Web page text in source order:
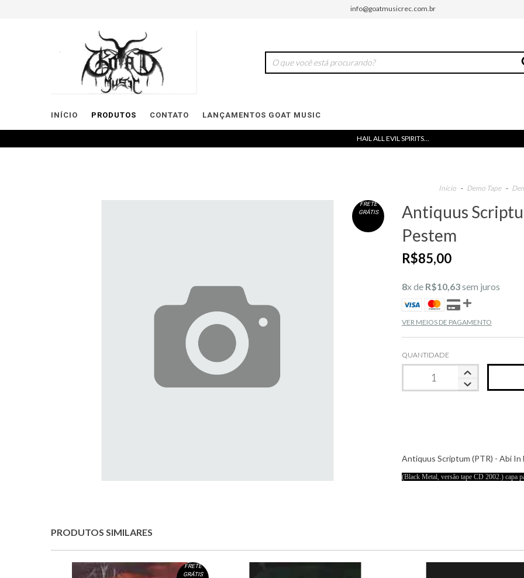
info@goatmusicrec.com.br
INÍCIO PRODUTOS CONTATO LANÇAMENTOS GOAT MUSIC
HAIL ALL EVIL SPIRITS...
Início - Demo Tape -
FRETE
GRÁTIS
Antiquus
Pestem
R$85,00
8x de R$10,63sem juros
VER MEIOS DE PAGAMENTO
QUANTIDADE
Antiquus Scriptum (PTR) - Abi In
(Black Metal, versão tape CD 2002.) capa
PRODUTOS SIMILARES
FRETE
GRÁTIS